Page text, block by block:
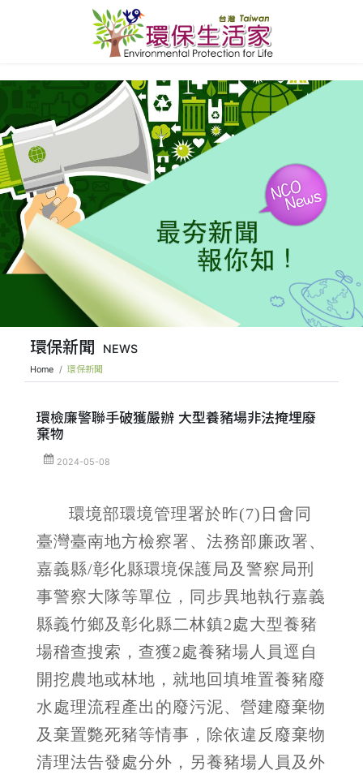
環保新聞 NEWS
Home 環保新聞
環檢廉警聯手破獲嚴辦 大型養豬場非法掩埋廢
棄物
2024-05-08
環境部環境管理署於昨(7) 日會同
臺灣臺南地方檢察署、法務部廉政署、
嘉義縣/彰化縣環境保護局及警察局刑
事警察大隊等單位，同步異地執行嘉義
縣義竹鄉及彰化縣二林鎮2處大型養豬
場稽查搜索，查獲2處養豬場人員逕自
開挖農地或林地，就地回填堆置養豬廢
水處理流程產出的廢污泥、營建廢棄物
及棄置斃死豬等情事，除依違反廢棄物
清理法告發處分外，另養豬場人員及外